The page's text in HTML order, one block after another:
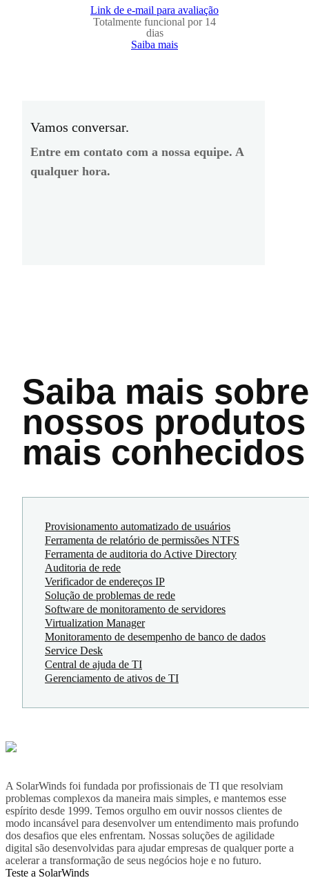
Link de e-mail para avaliação
Totalmente funcional por 14
dias
Saiba mais
Vamos conversar.
Entre em contato com a nossa equipe. A
qualquer hora.
Saiba mais sobre
nossos produtos
mais conhecidos
Provisionamento automatizado de usuários
Ferramenta de relatório de permissões NTFS
Ferramenta de auditoria do Active Directory
Auditoria de rede
Verificador de endereços IP
Solução de problemas de rede
Software de monitoramento de servidores
Virtualization Manager
Monitoramento de desempenho de banco de dados
Service Desk
Central de ajuda de TI
Gerenciamento de ativos de TI
A SolarWinds foi fundada por profissionais de TI que resolviam
problemas complexos da maneira mais simples, e mantemos esse
espírito desde 1999. Temos orgulho em ouvir nossos clientes de
modo incansável para desenvolver um entendimento mais profundo
dos desafios que eles enfrentam. Nossas soluções de agilidade
digital são desenvolvidas para ajudar empresas de qualquer porte a
acelerar a transformação de seus negócios hoje e no futuro.
Teste a SolarWinds